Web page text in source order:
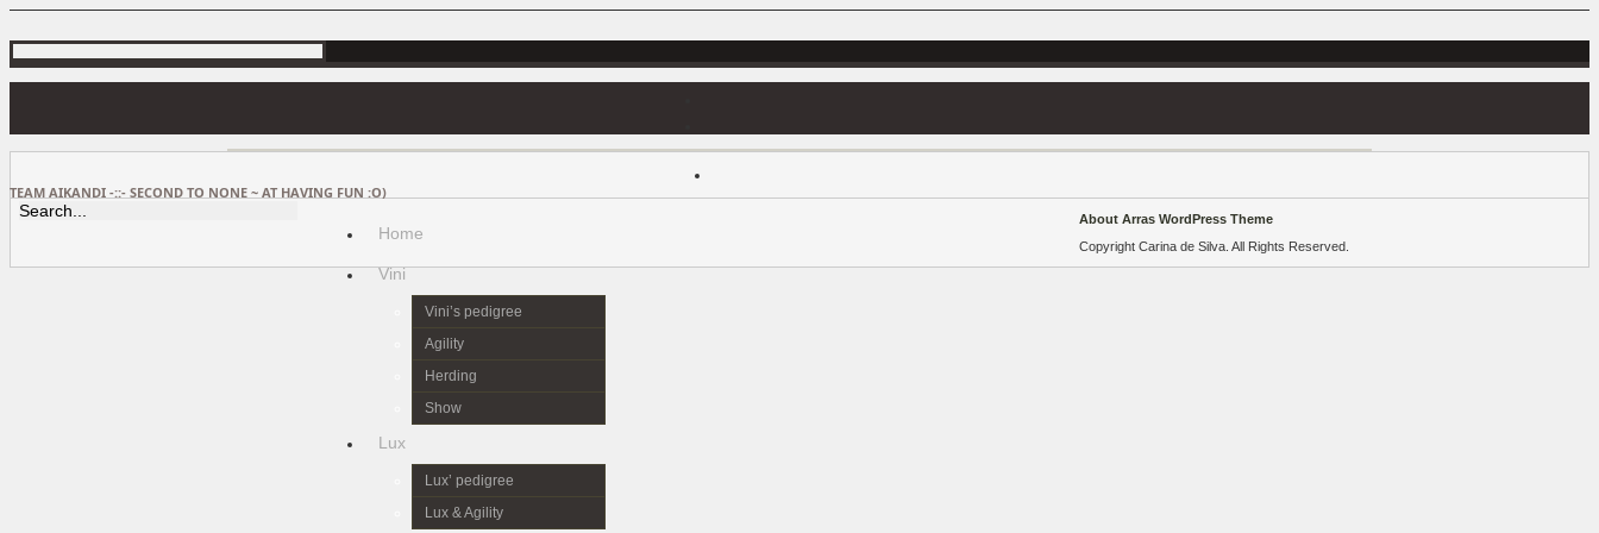
TEAM AIKANDI -::- SECOND TO NONE ~ AT HAVING FUN :O)
Home
Vini
Vini’s pedigree
Agility
Herding
Show
Lux
Lux’ pedigree
Lux & Agility
About Arras WordPress Theme
Copyright Carina de Silva. All Rights Reserved.